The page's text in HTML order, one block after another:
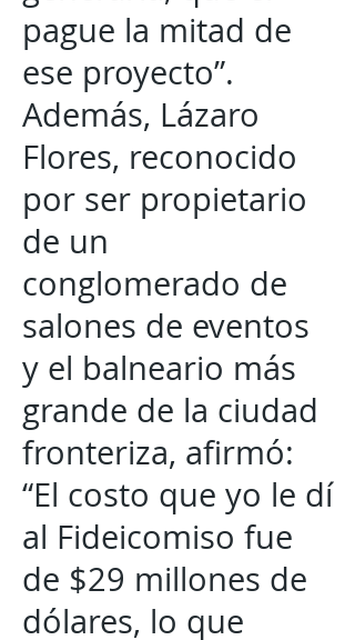
pague la mitad de
ese proyecto”.
Además, Lázaro
Flores, reconocido
por ser propietario
de un
conglomerado de
salones de eventos
y el balneario más
grande de la ciudad
fronteriza, afirmó:
“El costo que yo le dí
al Fideicomiso fue
de $29 millones de
dólares, lo que